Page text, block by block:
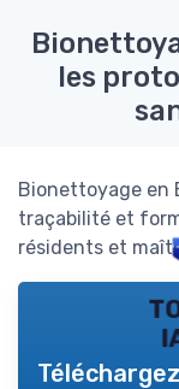
les
Bionettoyage en
traçabilité et
résidents et